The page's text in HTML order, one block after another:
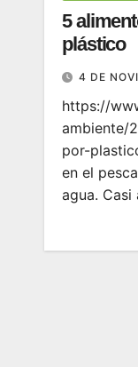
5
plástico
4 DE
https://
ambiente/
por-
en el
agua.